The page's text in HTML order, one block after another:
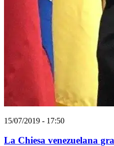
15/07/2019 - 17:50
La Chiesa venezuelana